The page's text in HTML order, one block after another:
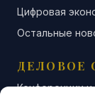
Цифровая
Остальные
ДЕЛОВОЕ
Конференции